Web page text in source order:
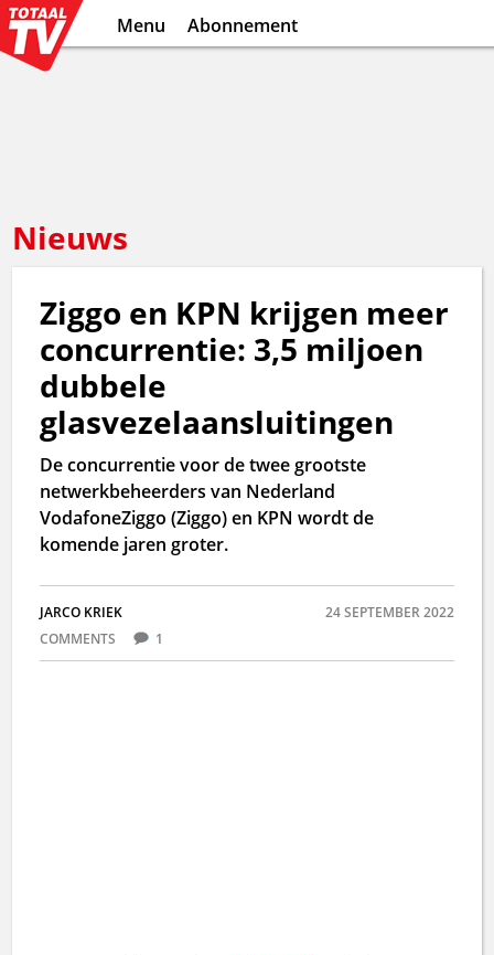
Menu Abonnement
Nieuws
Ziggo en KPN krijgen meer
concurrentie: 3,5 miljoen
dubbele
glasvezelaansluitingen
De concurrentie voor de twee grootste
netwerkbeheerders van Nederland
VodafoneZiggo (Ziggo) en KPN wordt de
komende jaren groter.
JARCO KRIEK
24 SEPTEMBER 2022
COMMENTS
1